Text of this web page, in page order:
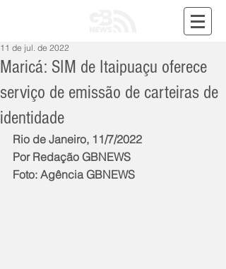
Maricá: SIM de Itaipuaçu oferece
serviço de emissão de carteiras de
identidade
11 de jul. de 2022
Rio de Janeiro, 11/7/2022
Por Redação GBNEWS
Foto: Agência GBNEWS